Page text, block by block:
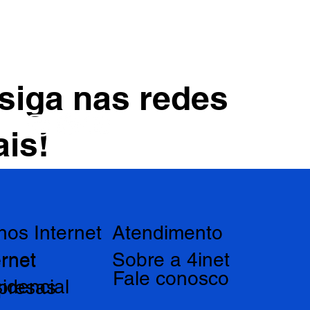
nas redes
Internet Atendimento
Sobre a 4inet
Fale conosco